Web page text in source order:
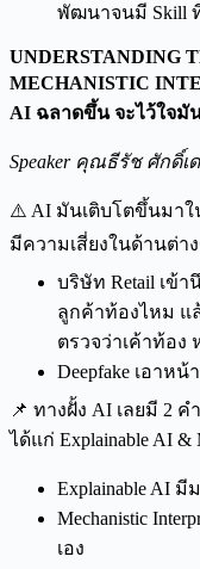
พัฒนาจนมี Skill
UNDERSTANDING
MECHANISTIC
AI ฉลาดขึ้น จะไว้ใจมั
Speaker คุณธีรัช ศักดิ์เ
⚠️ AI มันเติบโตขึ้นมา
มีความเสี่ยงในด้านต่าง
บริษัท Retail เข้
ลูกค้าท้องไหม แ
ตรวจว่าเค้าท้อง
Deepfake เอาห
📌 ทางฝั้ง AI เลยมี 2
ได้แก่ Explainable AI &
Explainable AI
Mechanistic
เอง